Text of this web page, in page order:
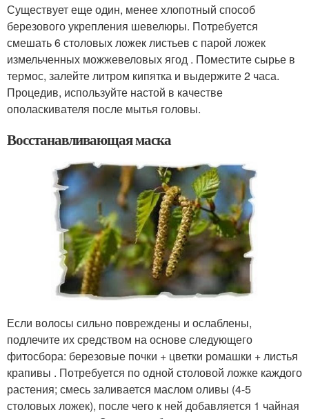
Существует еще один, менее хлопотный способ
березового укрепления шевелюры. Потребуется
смешать 6 столовых ложек листьев с парой ложек
измельченных можжевеловых ягод . Поместите сырье в
термос, залейте литром кипятка и выдержите 2 часа.
Процедив, используйте настой в качестве
ополаскивателя после мытья головы.
Восстанавливающая маска
Если волосы сильно повреждены и ослаблены,
подлечите их средством на основе следующего
фитосбора: березовые почки + цветки ромашки + листья
крапивы . Потребуется по одной столовой ложке каждого
растения; смесь заливается маслом оливы (4-5
столовых ложек), после чего к ней добавляется 1 чайная